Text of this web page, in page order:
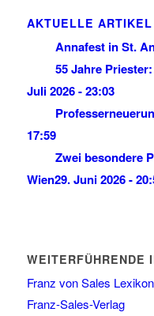
AKTUELLE ARTIKEL
Annafest in St.
55 Jahre
Juli 2026 - 23:03
17:59
Zwei besondere
Wien29. Juni 2026 -
WEITERFÜHRENDE
Franz von Sales Lexikon
Franz-Sales-Verlag